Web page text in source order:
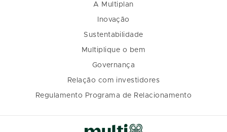
A Multiplan
Inovação
Sustentabilidade
Multiplique o bem
Governança
Relação com investidores
Regulamento Programa de Relacionamento